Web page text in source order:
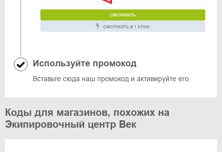
Используйте промокод
Вставьте сюда наш промокод и активируйте его.
Коды для магазинов, похожих на
Экипировочный центр Век